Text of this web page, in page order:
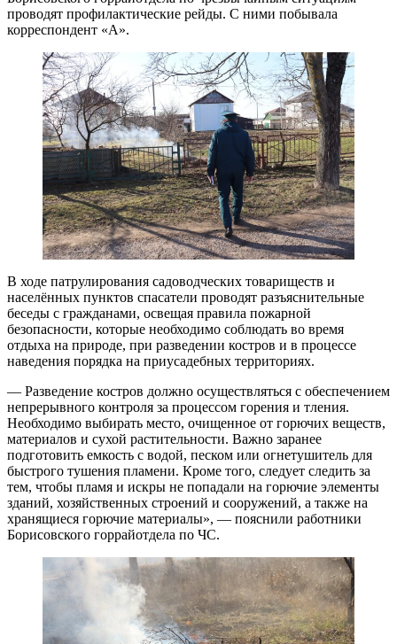
проводят профилактические рейды. С ними побывала
корреспондент «А».
В ходе патрулирования садоводческих товариществ и
населённых пунктов спасатели проводят разъяснительные
беседы с гражданами, освещая правила пожарной
безопасности, которые необходимо соблюдать во время
отдыха на природе, при разведении костров и в процессе
наведения порядка на приусадебных территориях.
— Разведение костров должно осуществляться с обеспечением
непрерывного контроля за процессом горения и тления.
Необходимо выбирать место, очищенное от горючих веществ,
материалов и сухой растительности. Важно заранее
подготовить емкость с водой, песком или огнетушитель для
быстрого тушения пламени. Кроме того, следует следить за
тем, чтобы пламя и искры не попадали на горючие элементы
зданий, хозяйственных строений и сооружений, а также на
хранящиеся горючие материалы», — пояснили работники
Борисовского горрайотдела по ЧС.